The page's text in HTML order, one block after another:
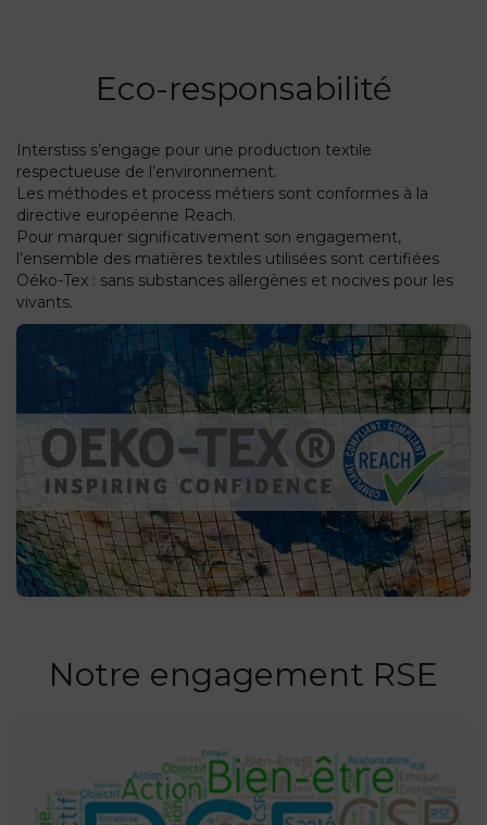
Eco-responsabilité
Interstiss s’engage pour une production textile
respectueuse de l’environnement.
Les méthodes et process métiers sont conformes à la
directive européenne Reach.
Pour marquer significativement son engagement,
l’ensemble des matières textiles utilisées sont certifiées
Oéko-Tex : sans substances allergènes et nocives pour les
vivants.
Notre engagement RSE